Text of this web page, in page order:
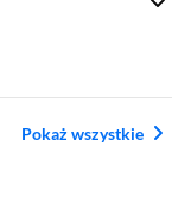
Pokaż wszystkie